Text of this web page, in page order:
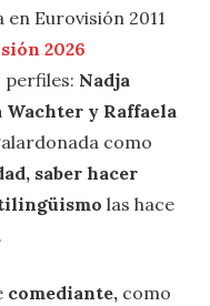
Eurovisión 2011
2026
Nadja
y Raffaela
como
saber hacer
las hace
comediante, como